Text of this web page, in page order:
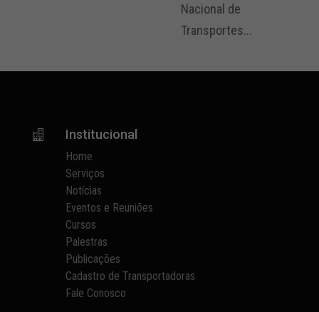
Nacional de
Transportes...
 Institucional
Home
Serviços
Notícias
Eventos e Reuniões
Cursos
Palestras
Publicações
Cadastro de Transportadoras
Fale Conosco